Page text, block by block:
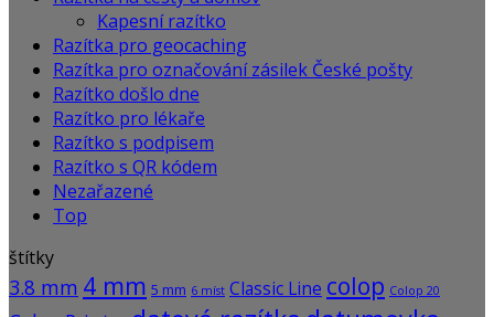
Kapesní razítko
Razítka pro geocaching
Razítka pro označování zásilek České pošty
Razítko došlo dne
Razítko pro lékaře
Razítko s podpisem
Razítko s QR kódem
Nezařazené
Top
štítky
3.8 mm 4 mm 5 mm 6 míst Classic Line colop Colop 20